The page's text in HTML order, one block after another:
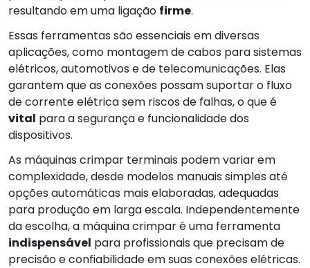
resultando em uma ligação firme.
Essas ferramentas são essenciais em diversas
aplicações, como montagem de cabos para sistemas
elétricos, automotivos e de telecomunicações. Elas
garantem que as conexões possam suportar o fluxo
de corrente elétrica sem riscos de falhas, o que é
vital para a segurança e funcionalidade dos
dispositivos.
As máquinas crimpar terminais podem variar em
complexidade, desde modelos manuais simples até
opções automáticas mais elaboradas, adequadas
para produção em larga escala. Independentemente
da escolha, a máquina crimpar é uma ferramenta
indispensável para profissionais que precisam de
precisão e confiabilidade em suas conexões elétricas.